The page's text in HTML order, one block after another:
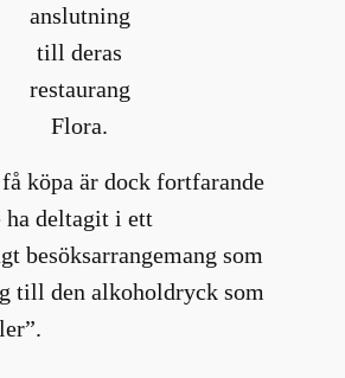
anslutning
till deras
restaurang
Flora.
köpa är dock fortfarande
ha deltagit i ett
besöksarrangemang som
till den alkoholdryck som